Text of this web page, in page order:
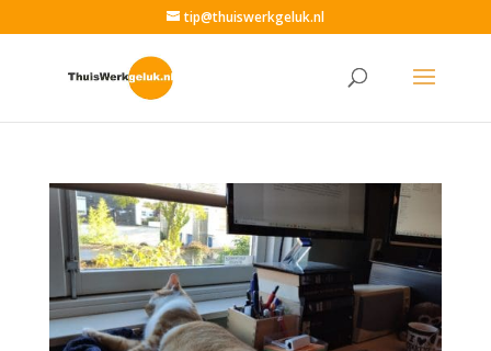
tip@thuiswerkgeluk.nl